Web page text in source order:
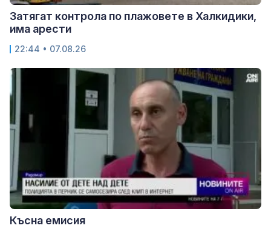
Затягат контрола по плажовете в Халкидики,
има арести
22:44 • 07.08.26
Късна емисия